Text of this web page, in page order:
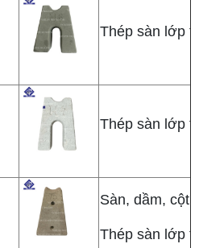
Thép sàn lớp
Thép sàn lớp
Sàn, dầm, cột,
Thép sàn lớp